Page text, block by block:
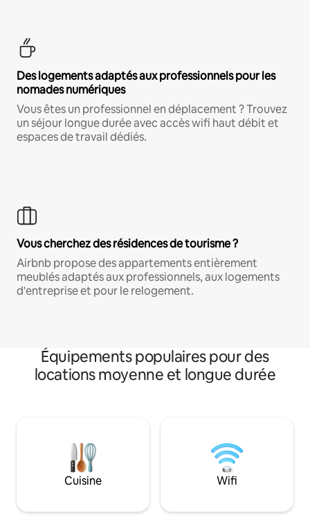
Des logements adaptés aux professionnels pour les
nomades numériques
Vous êtes un professionnel en déplacement ? Trouvez
un séjour longue durée avec accès wifi haut débit et
espaces de travail dédiés.
Vous cherchez des résidences de tourisme ?
Airbnb propose des appartements entièrement
meublés adaptés aux professionnels, aux logements
d'entreprise et pour le relogement.
Équipements populaires pour des
locations moyenne et longue durée
Cuisine Wifi